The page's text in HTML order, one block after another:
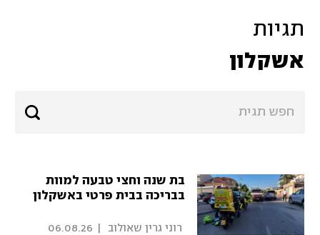
תגיות
אשקלון
בת שנה וחצי טבעה למוות
בבריכה בבית פרטי באשקלון
רוני גרין שאולוב 06.08.26